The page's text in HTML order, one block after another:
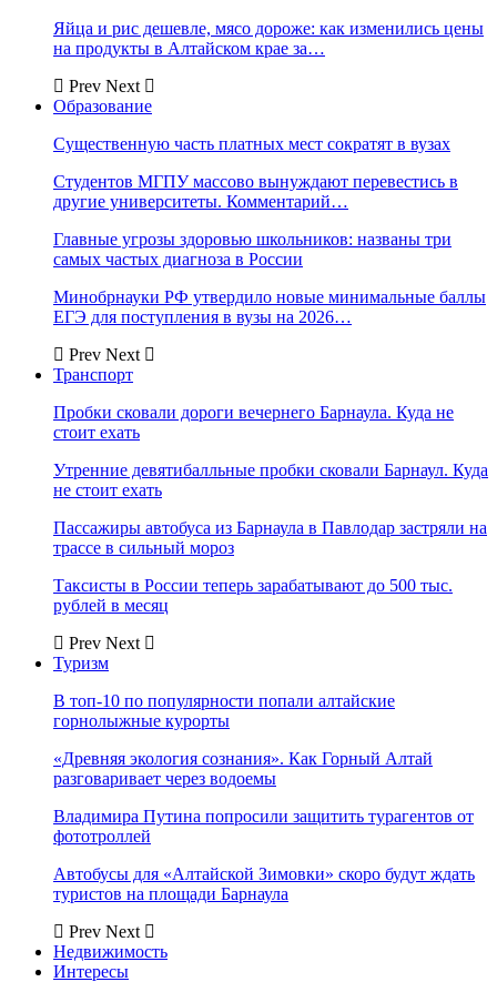
Яйца и рис дешевле, мясо дороже: как изменились цены
на продукты в Алтайском крае за…
Prev Next
Образование
Существенную часть платных мест сократят в вузах
Студентов МГПУ массово вынуждают перевестись в
другие университеты. Комментарий…
Главные угрозы здоровью школьников: названы три
самых частых диагноза в России
Минобрнауки РФ утвердило новые минимальные баллы
ЕГЭ для поступления в вузы на 2026…
Prev Next
Транспорт
Пробки сковали дороги вечернего Барнаула. Куда не
стоит ехать
Утренние девятибалльные пробки сковали Барнаул. Куда
не стоит ехать
Пассажиры автобуса из Барнаула в Павлодар застряли на
трассе в сильный мороз
Таксисты в России теперь зарабатывают до 500 тыс.
рублей в месяц
Prev Next
Туризм
В топ-10 по популярности попали алтайские
горнолыжные курорты
«Древняя экология сознания». Как Горный Алтай
разговаривает через водоемы
Владимира Путина попросили защитить турагентов от
фототроллей
Автобусы для «Алтайской Зимовки» скоро будут ждать
туристов на площади Барнаула
Prev Next
Недвижимость
Интересы